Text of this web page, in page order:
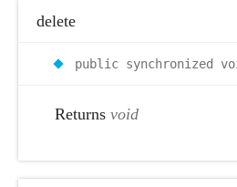
delete
public synchronized
Returns void